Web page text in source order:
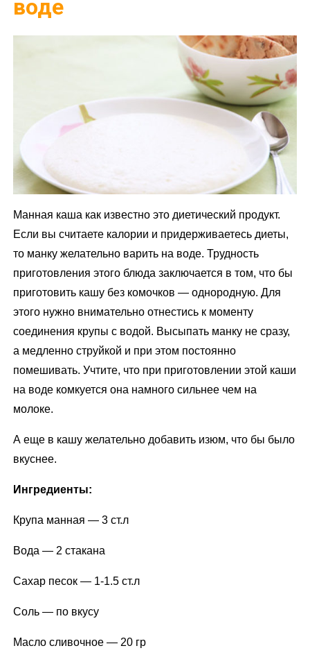
воде
Манная каша как известно это диетический продукт.
Если вы считаете калории и придерживаетесь диеты,
то манку желательно варить на воде. Трудность
приготовления этого блюда заключается в том, что бы
приготовить кашу без комочков — однородную. Для
этого нужно внимательно отнестись к моменту
соединения крупы с водой. Высыпать манку не сразу,
а медленно струйкой и при этом постоянно
помешивать. Учтите, что при приготовлении этой каши
на воде комкуется она намного сильнее чем на
молоке.
А еще в кашу желательно добавить изюм, что бы было
вкуснее.
Ингредиенты:
Крупа манная — 3 ст.л
Вода — 2 стакана
Сахар песок — 1-1.5 ст.л
Соль — по вкусу
Масло сливочное — 20 гр